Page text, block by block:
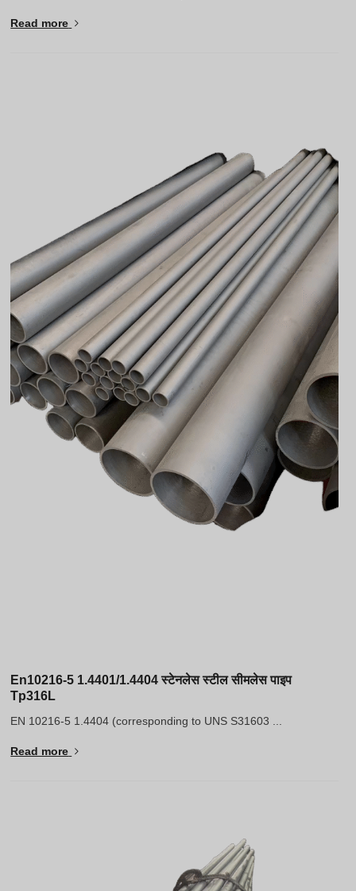
Read more
En10216-5 1.4401/1.4404 स्टेनलेस स्टील सीमलेस पाइप
Tp316L
EN 10216-5 1.4404 (corresponding to UNS S31603 ...
Read more